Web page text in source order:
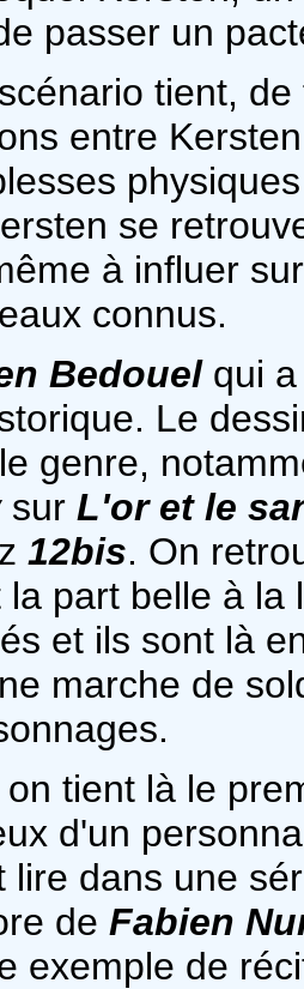
passer un
tient,
entre
se
à influer
connus.
Bedouelqui a
Le
genre,
sur L'or et le
12bis. On
part belle à
et ils sont là
marche de
tient là le
d'un
lire dans une
de Fabien
exemple de